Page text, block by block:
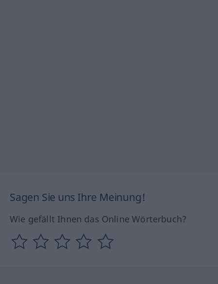
Sagen Sie uns Ihre Meinung!
Wie gefällt Ihnen das Online Wörterbuch?